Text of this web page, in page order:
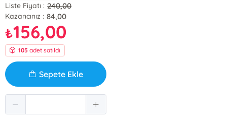
Liste Fiyatı : 240,00
Kazancınız : 84,00
₺156,00
105 adet satıldı
Sepete Ekle